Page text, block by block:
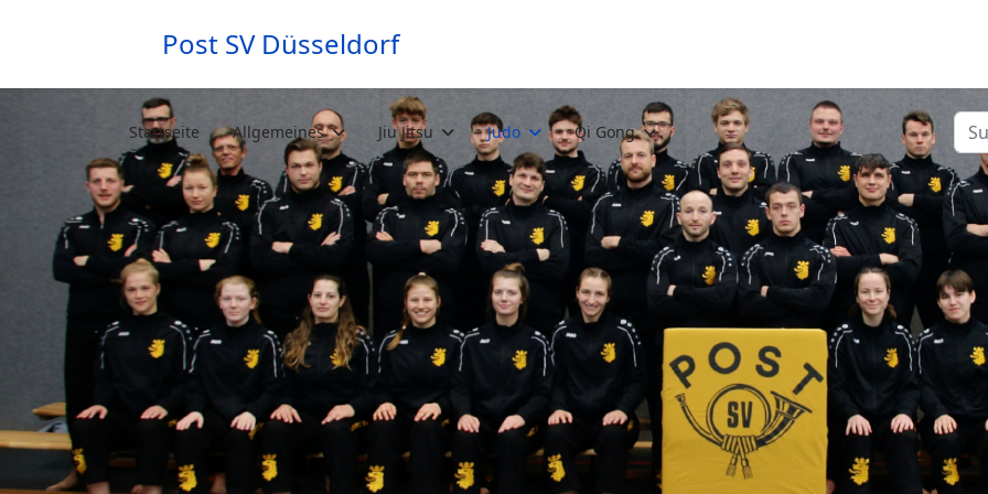
Post SV Düsseldorf
Startseite Allgemeines Jiu Jitsu Judo Qi Gong